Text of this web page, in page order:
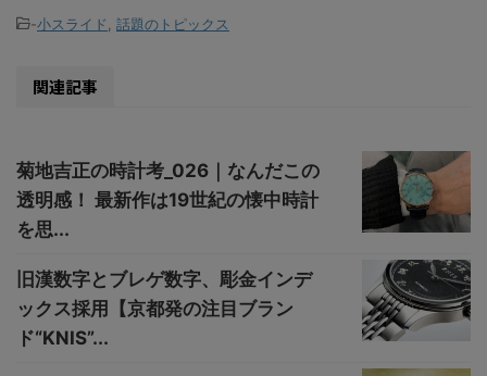
-小スライド 話題のトピックス
関連記事
菊地吉正の時計考_026｜なんだこの
透明感！ 最新作は19世紀の懐中時計
を思...
旧漢数字とブレゲ数字、彫金インデ
ックス採用【京都発の注目ブラン
ド“KNIS”...